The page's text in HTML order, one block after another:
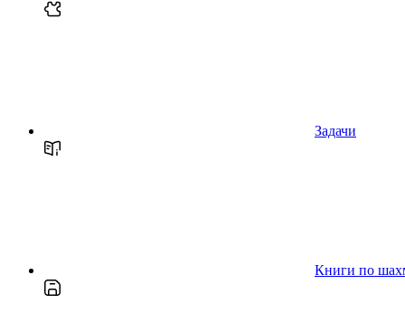
Задачи
Книги по